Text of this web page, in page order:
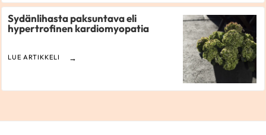
Sydänlihasta paksuntava eli
hypertrofinen kardiomyopatia
LUE ARTIKKELI